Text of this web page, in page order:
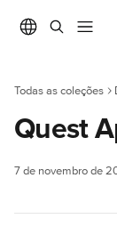
Todas as coleções
Quest
7 de novembro de